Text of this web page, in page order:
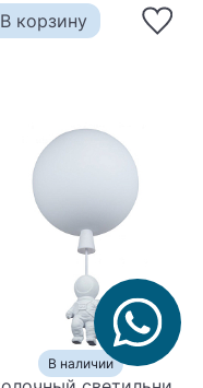
В корзину
В наличии